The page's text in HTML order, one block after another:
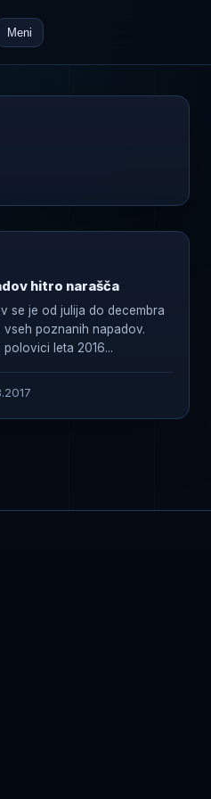
Meni
hitro narašča
se je od julija do decembra
vseh poznanih napadov.
leta 2016...